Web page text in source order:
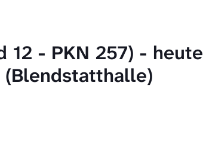
- PKN 257) - heute